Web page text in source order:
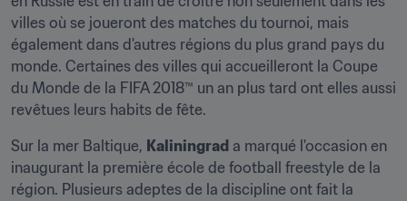
villes où se joueront des matches du tournoi, mais
également dans d'autres régions du plus grand pays du
monde. Certaines des villes qui accueilleront la Coupe
du Monde de la FIFA 2018™ un an plus tard ont elles aussi
revêtues leurs habits de fête.
Sur la mer Baltique, Kaliningrad a marqué l'occasion en
inaugurant la première école de football freestyle de la
région. Plusieurs adeptes de la discipline ont fait la